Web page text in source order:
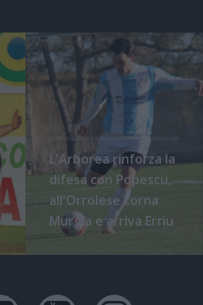
L'Arborea rinforza la
difesa con Popescu,
all'Orrolese torna
Murgia e arriva Erriu